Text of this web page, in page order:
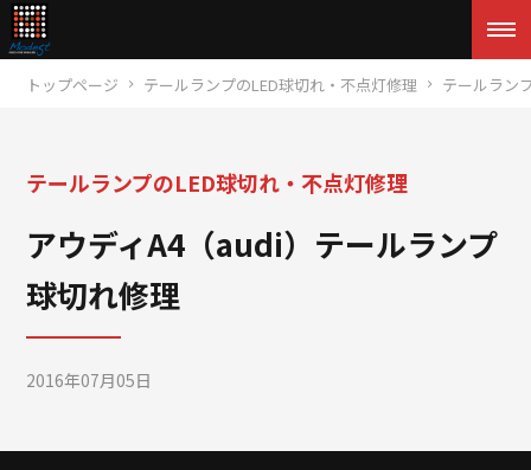
トップページ テールランプのLED球切れ・不点灯修理 テールラン
テールランプのLED球切れ・不点灯修理
アウディA4（audi）テールランプ
球切れ修理
2016年07月05日